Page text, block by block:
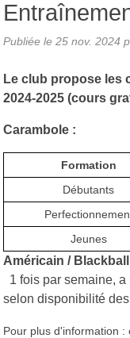
Publiée le 25 nov. 2024
Le club propose les
2024-2025 (cours
Carambole :
Formation
Débutants
Jeunes
Américain /
1 fois par semaine,
selon disponibilité
Pour plus d'information :